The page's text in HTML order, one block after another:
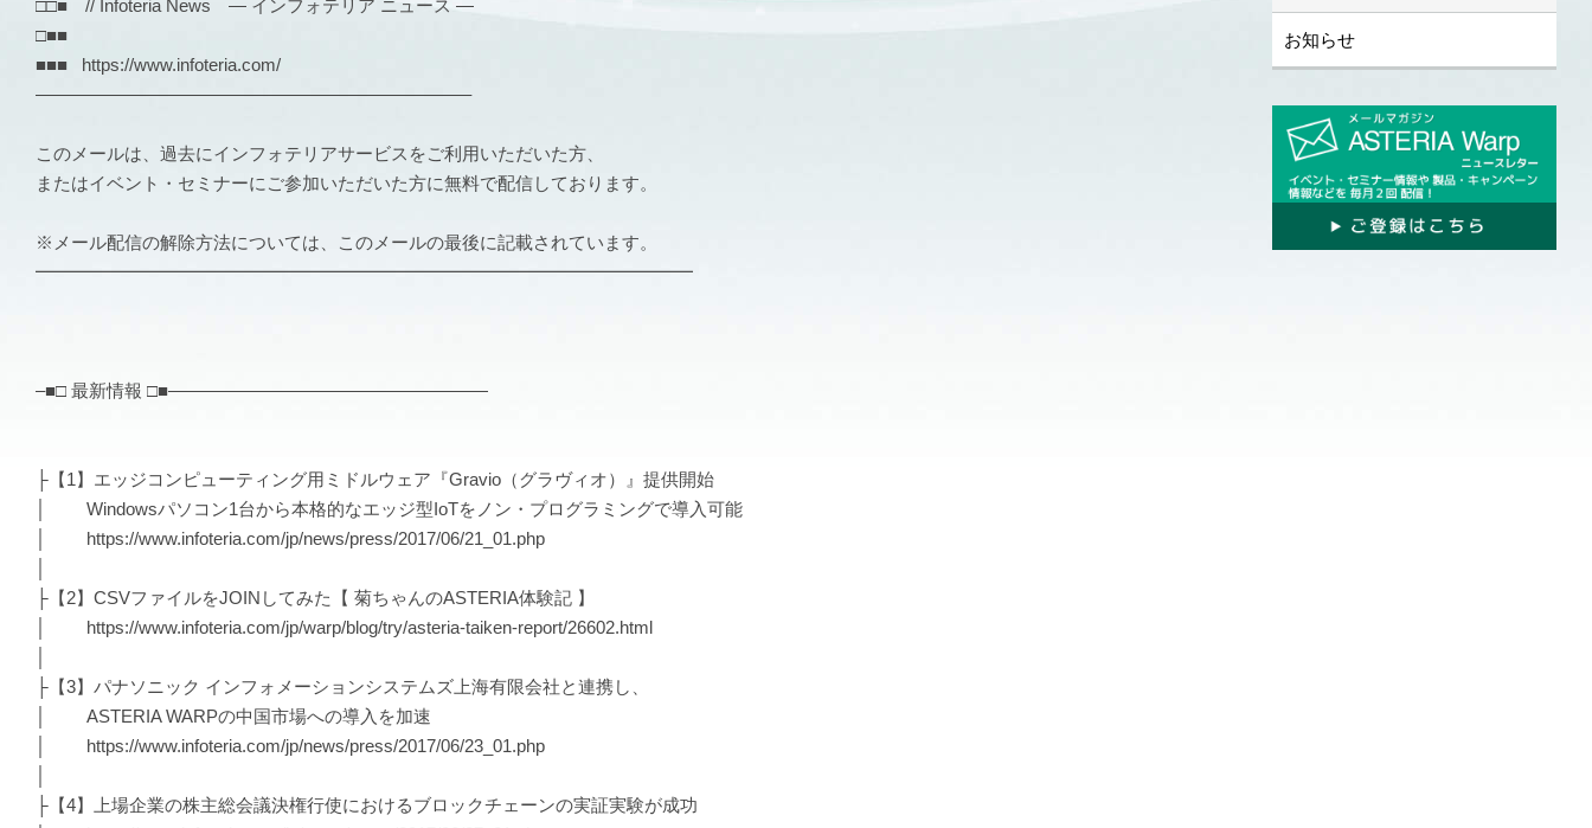
□□■ // Infoteria News — インフォテリア ニュース —
□■■
■■■ https://www.infoteria.com/
————————————————————————–
このメールは、過去にインフォテリアサービスをご利用いただいた方、
またはイベント・セミナーにご参加いただいた方に無料で配信しております。
※メール配信の解除方法については、このメールの最後に記載されています。
━━━━━━━━━━━━━━━━━━━━━━━━━━━━━━━━━━━━━
–■□ 最新情報 □■——————————————————
├【1】エッジコンピューティング用ミドルウェア『Gravio（グラヴィオ）』提供開始
│ Windowsパソコン1台から本格的なエッジ型IoTをノン・プログラミングで導入可能
│ https://www.infoteria.com/jp/news/press/2017/06/21_01.php
├【2】CSVファイルをJOINしてみた【 菊ちゃんのASTERIA体験記 】
│ https://www.infoteria.com/jp/warp/blog/try/asteria-taiken-report/26602.html
├【3】パナソニック インフォメーションシステムズ上海有限会社と連携し、
│ ASTERIA WARPの中国市場への導入を加速
│ https://www.infoteria.com/jp/news/press/2017/06/23_01.php
├【4】上場企業の株主総会議決権行使におけるブロックチェーンの実証実験が成功
お知らせ